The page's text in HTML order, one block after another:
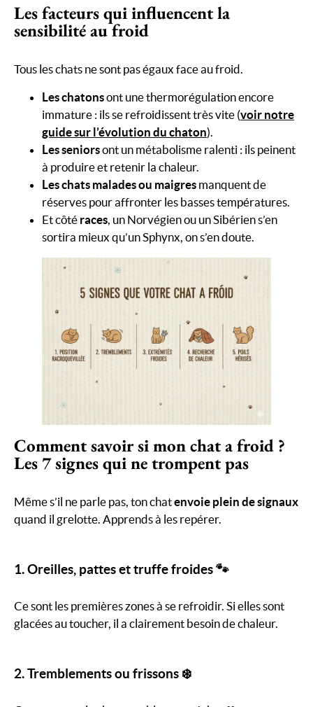
Les facteurs qui influencent la
sensibilité au froid
Tous les chats ne sont pas égaux face au froid.
Les chatonsont une thermorégulation encore
immature : ils se refroidissent très vite (voir notre
guide sur l’évolution du chaton).
Les seniorsont un métabolisme ralenti : ils peinent
à produire et retenir la chaleur.
Les chats malades ou maigres manquent de
réserves pour affronter les basses températures.
Et côté races , un Norvégien ou un Sibérien s’en
sortira mieux qu’un Sphynx, on s’en doute.
Comment savoir si mon chat a froid ?
Les 7 signes qui ne trompent pas
Même s’il ne parle pas, ton chatenvoie plein de signaux
quand il grelotte. Apprends à les repérer.
1. Oreilles, pattes et truffe froides 🐾
Ce sont les premières zones à se refroidir. Si elles sont
glacées au toucher, il a clairement besoin de chaleur.
2. Tremblements ou frissons ❄️